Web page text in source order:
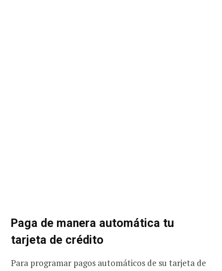
Paga de manera automática tu
tarjeta de crédito
Para programar pagos automáticos de su tarjeta de